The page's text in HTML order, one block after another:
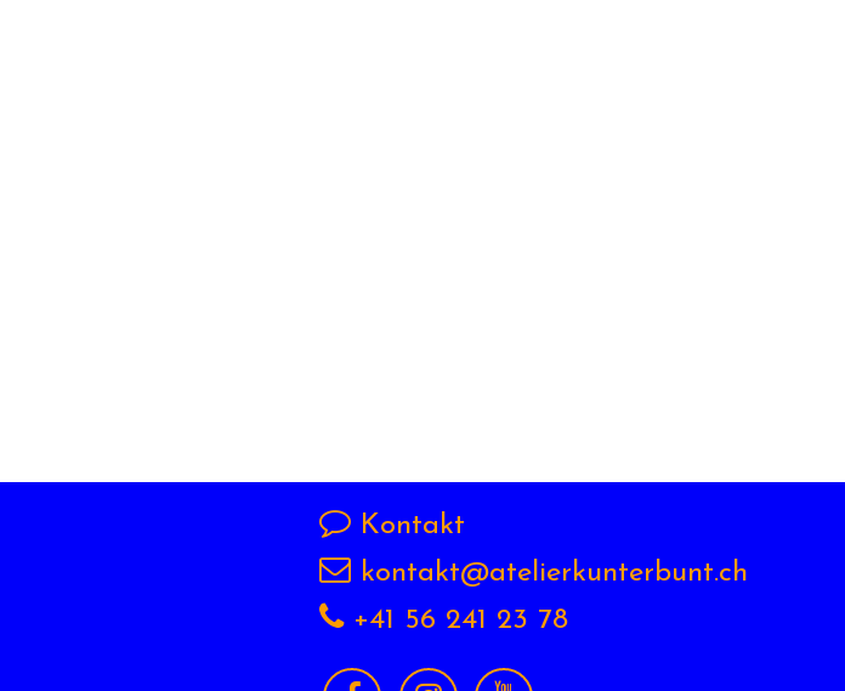
Kontakt
kontakt@atelierkunterbunt.ch
+41 56 241 23 78